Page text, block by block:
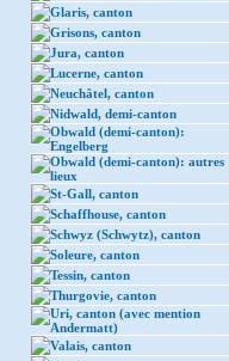
Glaris, canton
Grisons, canton
Jura, canton
Lucerne, canton
Neuchâtel, canton
Nidwald, demi-canton
Obwald (demi-canton):
Engelberg
Obwald (demi-canton): autres
lieux
St-Gall, canton
Schaffhouse, canton
Schwyz (Schwytz), canton
Soleure, canton
Tessin, canton
Thurgovie, canton
Uri, canton (avec mention
Andermatt)
Valais, canton